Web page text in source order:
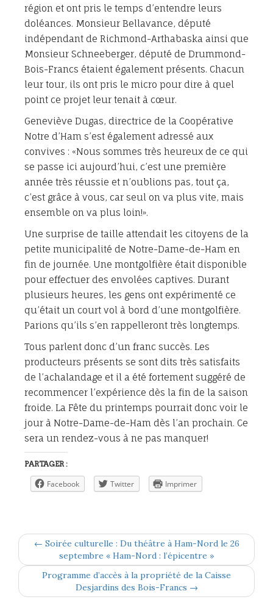
région et ont pris le temps d’entendre leurs
doléances. Monsieur Bellavance, député
indépendant de Richmond-Arthabaska ainsi que
Monsieur Schneeberger, député de Drummond-
Bois-Francs étaient également présents. Chacun
leur tour, ils ont pris le micro pour dire à quel
point ce projet leur tenait à cœur.
Geneviève Dugas, directrice de la Coopérative
Notre d’Ham s’est également adressé aux
convives : «Nous sommes très heureux de ce qui
se passe ici aujourd’hui, c’est une première
année très réussie et n’oublions pas, tout ça,
c’est grâce à vous, car seul on va plus vite, mais
ensemble on va plus loin!».
Une surprise de taille attendait les citoyens de la
petite municipalité de Notre-Dame-de-Ham en
fin de journée. Une montgolfière était disponible
pour effectuer des envolées captives. Durant
plusieurs heures, les gens ont expérimenté ce
qu’était un court vol à bord d’une montgolfière.
Parions qu’ils s’en rappelleront très longtemps.
Tous parlent donc d’un franc succès. Les
producteurs présents se sont dits très satisfaits
de l’achalandage et il a été fortement suggéré de
recommencer l’expérience dès la fin de la saison
froide. La Fête du printemps pourrait donc voir le
jour à Notre-Dame-de-Ham dès l’an prochain. Ce
sera un rendez-vous à ne pas manquer!
PARTAGER :
Facebook Twitter Imprimer
← Soirée culturelle : Du théâtre à Ham-Nord le 26
septembre « Ham-Nord : l’épicentre »
Programme d’accès à la propriété de la Caisse
Desjardins des Bois-Francs →